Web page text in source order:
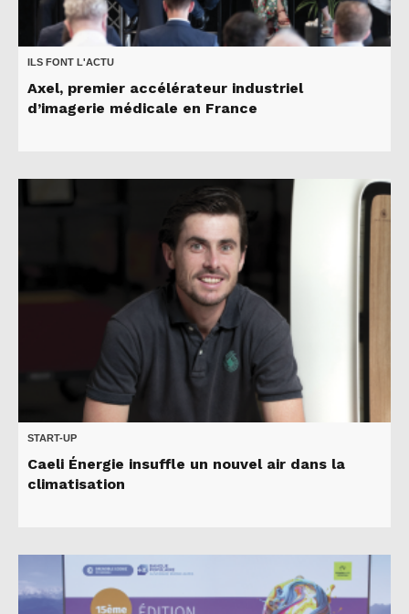
ILS FONT L'ACTU
Axel, premier accélérateur industriel
d’imagerie médicale en France
START-UP
Caeli Énergie insuffle un nouvel air dans la
climatisation